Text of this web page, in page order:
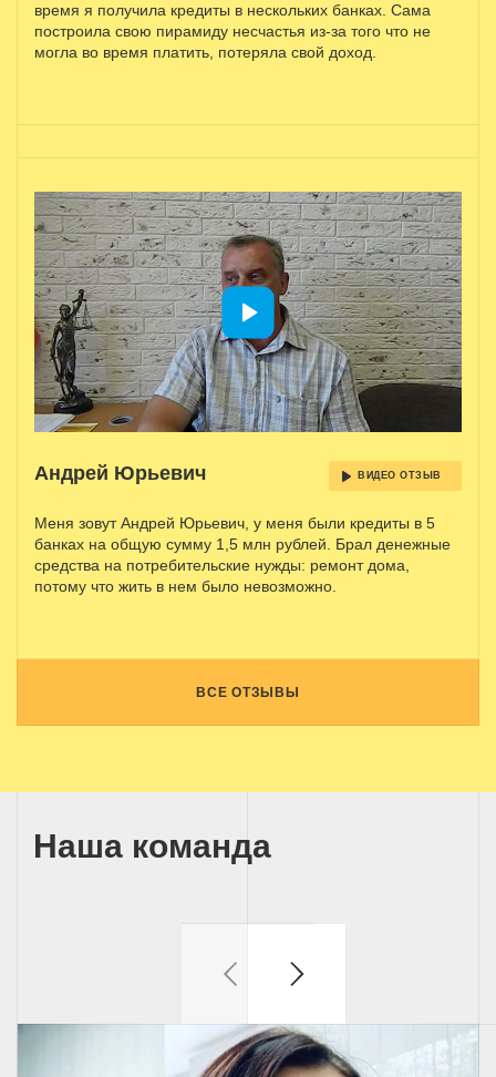
время я получила кредиты в нескольких банках. Сама
построила свою пирамиду несчастья из-за того что не
могла во время платить, потеряла свой доход.
Андрей Юрьевич ВИДЕО ОТЗЫВ
Меня зовут Андрей Юрьевич, у меня были кредиты в 5
банках на общую сумму 1,5 млн рублей. Брал денежные
средства на потребительские нужды: ремонт дома,
потому что жить в нем было невозможно.
ВСЕ ОТЗЫВЫ
Наша команда